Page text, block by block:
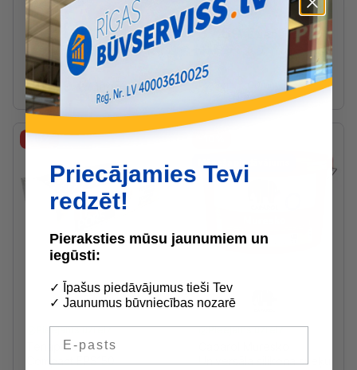
6.40 €/l
63.99 € /gab75.28 €
3.76 €/ m2
37.59 € /iepak.
-10%
Pieejams uzreiz
Tenapors Termo
Compact EPS150
Mēneša piedāvājums
Pieejams uzreiz
Universāla silikona sveķu
Priecājamies Tevi
redzēt!
Pieraksties mūsu jaunumiem un
iegūsti:
✓ Īpašus piedāvājumus tieši Tev
✓ Jaunumus būvniecības nozarē